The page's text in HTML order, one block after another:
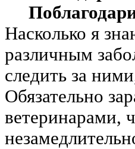
Насколько я
различным
следить за
Обязательно
ветеринарами,